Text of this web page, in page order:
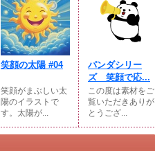
笑顔の太陽 #04
笑顔がまぶしい太
陽のイラストで
す。太陽が...
パンダシリー
ズ 笑顔で応...
この度は素材をご
覧いただきありが
とうござ...